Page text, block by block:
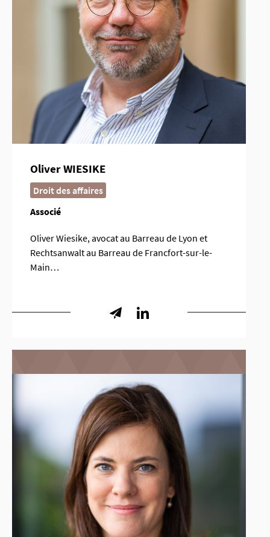
Oliver WIESIKE
Droit des affaires
Associé
Oliver Wiesike, avocat au Barreau de Lyon et
Rechtsanwalt au Barreau de Francfort-sur-le-
Main…